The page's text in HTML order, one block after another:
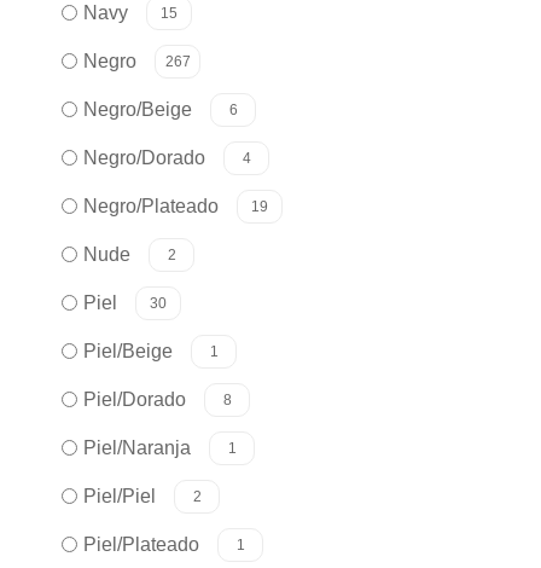
Navy 15
Negro 267
Negro/Beige 6
Negro/Dorado 4
Negro/Plateado 19
Nude 2
Piel 30
Piel/Beige 1
Piel/Dorado 8
Piel/Naranja 1
Piel/Piel 2
Piel/Plateado 1